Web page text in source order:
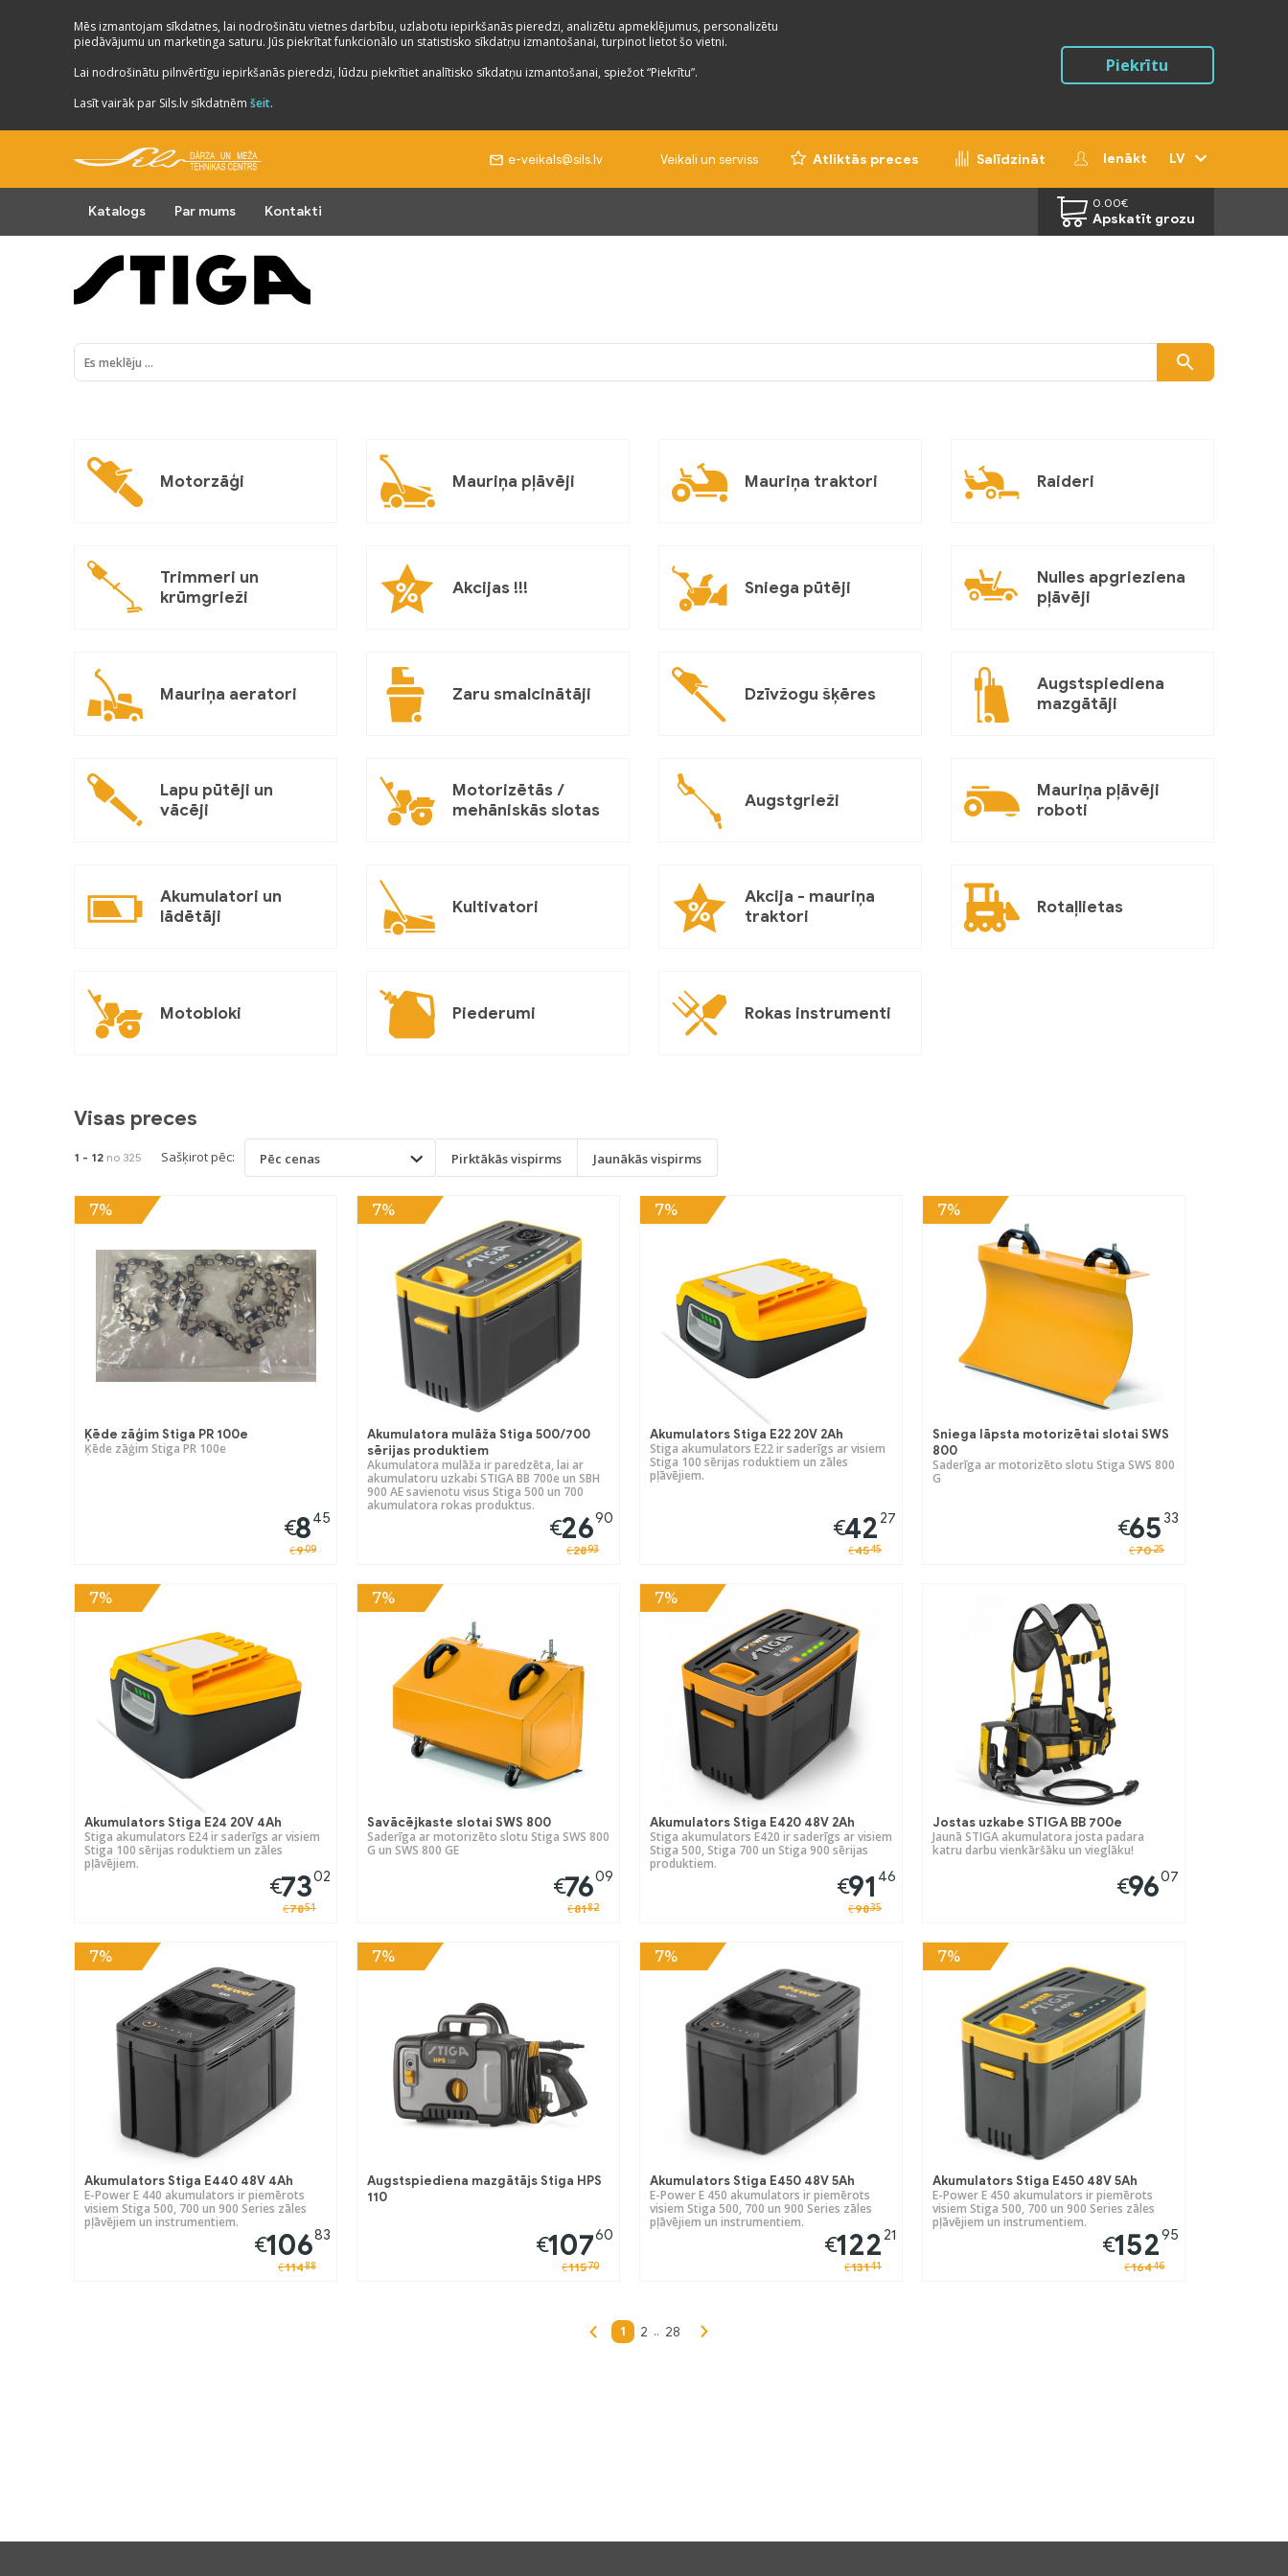
Mēs izmantojam sīkdatnes, lai nodrošinātu vietnes darbību, uzlabotu iepirkšanās pieredzi, analizētu apmeklējumus, personalizētu
piedāvājumu un marketinga saturu. Jūs piekrītat funkcionālo un statistisko sīkdatņu izmantošanai, turpinot lietot šo vietni.
Lai nodrošinātu pilnvērtīgu iepirkšanās pieredzi, lūdzu piekrītiet analītisko sīkdatņu izmantošanai, spiežot “Piekrītu”.
Lasīt vairāk par Sils.lv sīkdatnēm šeit.
Piekrītu
e-veikals@sils.lv Veikali un serviss Atliktās preces Salīdzināt Ienākt LV
Katalogs Par mums Kontakti
0.00€
Apskatīt grozu
Motorzāģi Mauriņa pļāvēji Mauriņa traktori Raideri
Trimmeri un
krūmgrieži
Akcijas !!! Sniega pūtēji
Nulles apgrieziena
pļāvēji
Mauriņa aeratori Zaru smalcinātāji Dzīvžogu šķēres
Augstspiediena
mazgātāji
Lapu pūtēji un
vācēji
Motorizētās /
mehāniskās slotas
Augstgrieži
Mauriņa pļāvēji
roboti
Akumulatori un
lādētāji
Kultivatori
Akcija - mauriņa
traktori
Rotaļlietas
Motobloki Piederumi Rokas instrumenti
Visas preces
1 - 12 no 325 Sašķirot pēc: Pēc cenas Pirktākās vispirms Jaunākās vispirms
7%
Ķēde zāģim Stiga PR 100e
Ķēde zāģim Stiga PR 100e
€845
€909
7%
Akumulatora mulāža Stiga 500/700
sērijas produktiem
Akumulatora mulāža ir paredzēta, lai ar
akumulatoru uzkabi STIGA BB 700e un SBH
900 AE savienotu visus Stiga 500 un 700
akumulatora rokas produktus.
€2690
€2893
7%
Akumulators Stiga E22 20V 2Ah
Stiga akumulators E22 ir saderīgs ar visiem
Stiga 100 sērijas roduktiem un zāles
pļāvējiem.
€42 27
€4545
7%
Sniega lāpsta motorizētai slotai SWS
800
Saderīga ar motorizēto slotu Stiga SWS 800
G
€65 33
€7025
7%
Akumulators Stiga E24 20V 4Ah
Stiga akumulators E24 ir saderīgs ar visiem
Stiga 100 sērijas roduktiem un zāles
pļāvējiem.
€7302
€7851
7%
Savācējkaste slotai SWS 800
Saderīga ar motorizēto slotu Stiga SWS 800
G un SWS 800 GE
€7609
€8182
7%
Akumulators Stiga E420 48V 2Ah
Stiga akumulators E420 ir saderīgs ar visiem
Stiga 500, Stiga 700 un Stiga 900 sērijas
produktiem.
€91 46
€9835
Jostas uzkabe STIGA BB 700e
Jaunā STIGA akumulatora josta padara
katru darbu vienkāršāku un vieglāku!
€9607
7%
Akumulators Stiga E440 48V 4Ah
E-Power E 440 akumulators ir piemērots
visiem Stiga 500, 700 un 900 Series zāles
pļāvējiem un instrumentiem.
€10683
€11488
7%
Augstspiediena mazgātājs Stiga HPS
110
€10760
€11570
7%
Akumulators Stiga E450 48V 5Ah
E-Power E 450 akumulators ir piemērots
visiem Stiga 500, 700 un 900 Series zāles
pļāvējiem un instrumentiem.
€122 21
€13141
7%
Akumulators Stiga E450 48V 5Ah
E-Power E 450 akumulators ir piemērots
visiem Stiga 500, 700 un 900 Series zāles
pļāvējiem un instrumentiem.
€15295
€16446
1 2 .. 28